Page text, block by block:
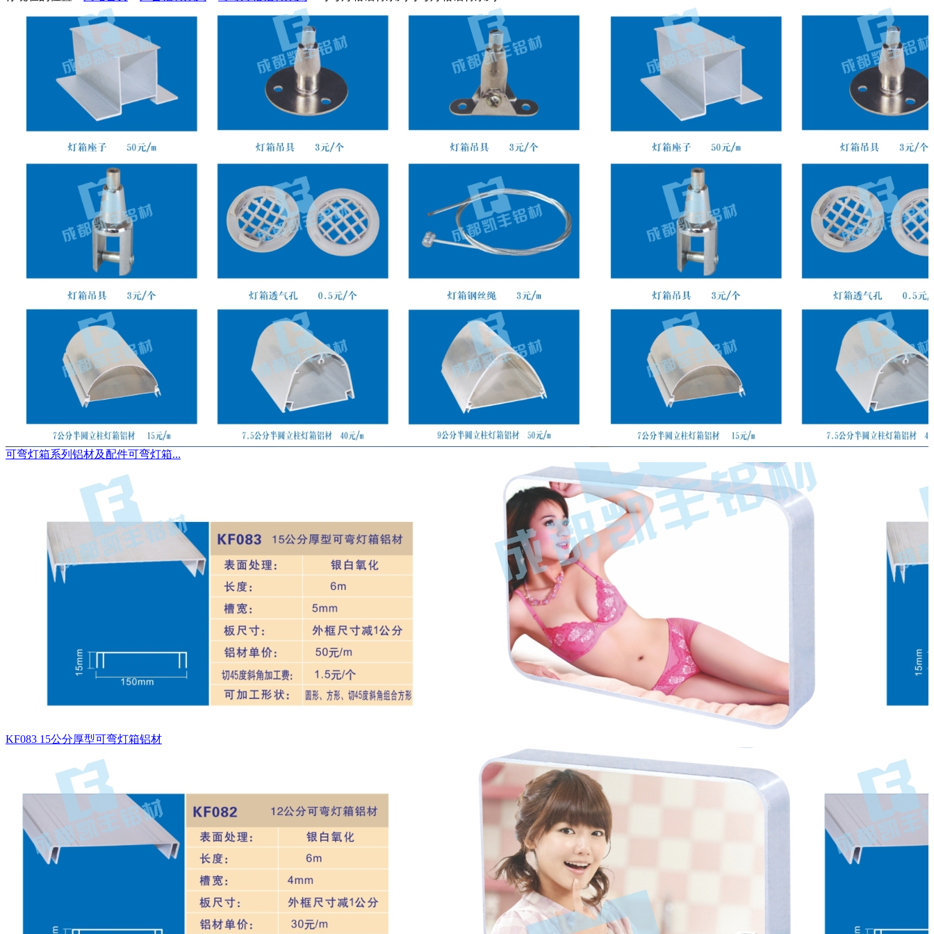
可弯灯箱系列铝材及配件可弯灯箱...
KF083 15公分厚型可弯灯箱铝材